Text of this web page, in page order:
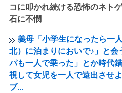
コに叩かれ続ける恐怖のネト
石に不憫
義母「小学生になったら一
北）に泊まりにおいで♪」と
パも一人で乗った」とか時代
視して女児を一人で遠出させ
ブ...